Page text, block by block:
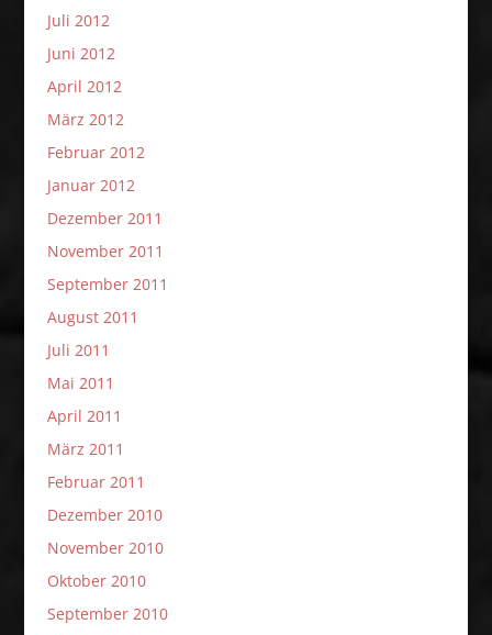
Juli 2012
Juni 2012
April 2012
März 2012
Februar 2012
Januar 2012
Dezember 2011
November 2011
September 2011
August 2011
Juli 2011
Mai 2011
April 2011
März 2011
Februar 2011
Dezember 2010
November 2010
Oktober 2010
September 2010